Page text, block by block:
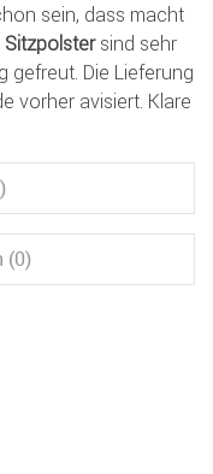
sein, dass macht
Sitzpolstersind sehr
gefreut. Die Lieferung
vorher avisiert. Klare
(0)